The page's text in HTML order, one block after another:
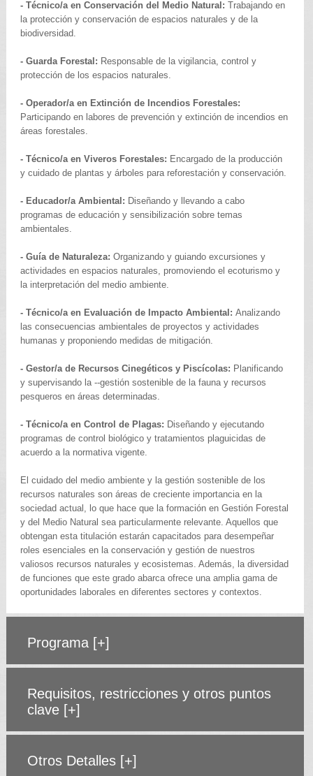
- Técnico/a en Conservación del Medio Natural: Trabajando en
la protección y conservación de espacios naturales y de la
biodiversidad.
- Guarda Forestal: Responsable de la vigilancia, control y
protección de los espacios naturales.
- Operador/a en Extinción de Incendios Forestales:
Participando en labores de prevención y extinción de incendios en
áreas forestales.
- Técnico/a en Viveros Forestales: Encargado de la producción
y cuidado de plantas y árboles para reforestación y conservación.
- Educador/a Ambiental: Diseñando y llevando a cabo
programas de educación y sensibilización sobre temas
ambientales.
- Guía de Naturaleza: Organizando y guiando excursiones y
actividades en espacios naturales, promoviendo el ecoturismo y
la interpretación del medio ambiente.
- Técnico/a en Evaluación de Impacto Ambiental: Analizando
las consecuencias ambientales de proyectos y actividades
humanas y proponiendo medidas de mitigación.
- Gestor/a de Recursos Cinegéticos y Piscícolas: Planificando
y supervisando la --gestión sostenible de la fauna y recursos
pesqueros en áreas determinadas.
- Técnico/a en Control de Plagas: Diseñando y ejecutando
programas de control biológico y tratamientos plaguicidas de
acuerdo a la normativa vigente.
El cuidado del medio ambiente y la gestión sostenible de los
recursos naturales son áreas de creciente importancia en la
sociedad actual, lo que hace que la formación en Gestión Forestal
y del Medio Natural sea particularmente relevante. Aquellos que
obtengan esta titulación estarán capacitados para desempeñar
roles esenciales en la conservación y gestión de nuestros
valiosos recursos naturales y ecosistemas. Además, la diversidad
de funciones que este grado abarca ofrece una amplia gama de
oportunidades laborales en diferentes sectores y contextos.
Programa [+]
Requisitos, restricciones y otros puntos
clave [+]
Otros Detalles [+]